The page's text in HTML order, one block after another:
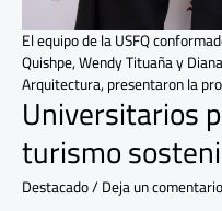
Universitarios
turismo
Destacado/Deja un comentario
El equipo de la USFQ
Quishpe, Wendy Tituaña y
Arquitectura, presentaron la